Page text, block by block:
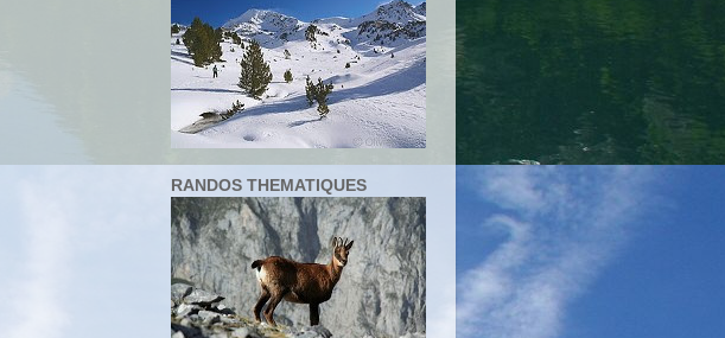
RANDOS THEMATIQUES